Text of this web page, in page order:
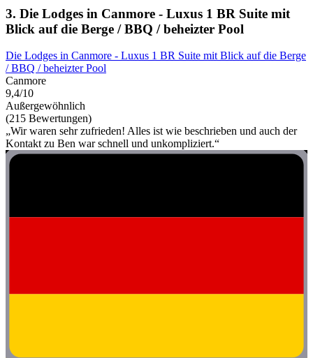
3. Die Lodges in Canmore - Luxus 1 BR Suite mit
Blick auf die Berge / BBQ / beheizter Pool
Die Lodges in Canmore - Luxus 1 BR Suite mit Blick auf die Berge
/ BBQ / beheizter Pool
Canmore
9,4/10
Außergewöhnlich
(215 Bewertungen)
„Wir waren sehr zufrieden! Alles ist wie beschrieben und auch der
Kontakt zu Ben war schnell und unkompliziert.“